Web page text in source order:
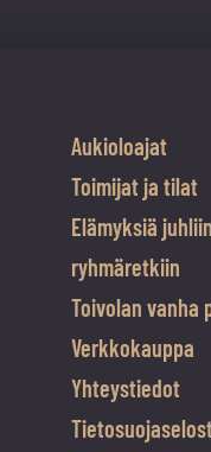
Aukioloajat
Toimijat ja tilat
Elämyksiä
ryhmäretkiin
Toivolan vanha
Verkkokauppa
Yhteystiedot